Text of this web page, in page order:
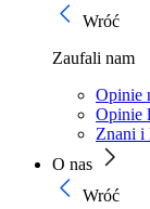
Wróć
Zaufali nam
Opinie
Opinie
Znani i
O nas
Wróć